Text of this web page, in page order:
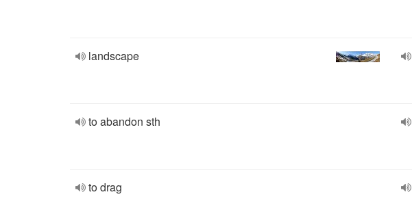
landscape
to abandon sth
to drag